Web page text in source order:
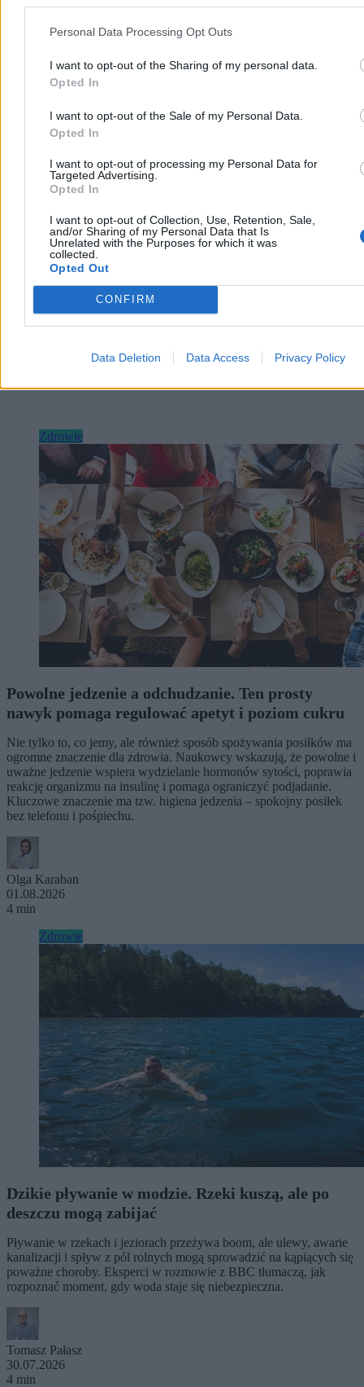
Personal Data Processing Opt Outs
I want to opt-out of the Sharing of my personal data.
Opted In
I want to opt-out of the Sale of my Personal Data.
Opted In
I want to opt-out of processing my Personal Data for
Targeted Advertising.
Opted In
I want to opt-out of Collection, Use, Retention, Sale,
and/or Sharing of my Personal Data that Is
Unrelated with the Purposes for which it was
collected.
Opted Out
CONFIRM
Data Deletion Data Access Privacy Policy
milczenie
Anna Łukasik, była polityk, która kierowała Szpitalem
wywiadu. W skrócie: przez rok i trzy miesiące o niemal niczym, co
działo się w lecznicy nie wiedziała. A jak nawet o czymś się
Patryk Słowik
04.08.2026
Reklama
Zdrowie
Powolne jedzenie a odchudzanie. Ten prosty
nawyk pomaga regulować apetyt i poziom cukru
Nie tylko to, co jemy, ale również sposób spożywania posiłków ma
ogromne znaczenie dla zdrowia. Naukowcy wskazują, że powolne i
uważne jedzenie wspiera wydzielanie hormonów sytości, poprawia
reakcję organizmu na insulinę i pomaga ograniczyć podjadanie.
Kluczowe znaczenie ma tzw. higiena jedzenia – spokojny posiłek
bez telefonu i pośpiechu.
Olga Karaban
01.08.2026
4 min
Zdrowie
Dzikie pływanie w modzie. Rzeki kuszą, ale po
deszczu mogą zabijać
Pływanie w rzekach i jeziorach przeżywa boom, ale ulewy, awarie
kanalizacji i spływ z pól rolnych mogą sprowadzić na kąpiących się
poważne choroby. Eksperci w rozmowie z BBC tłumaczą, jak
rozpoznać moment, gdy woda staje się niebezpieczna.
Tomasz Pałasz
30.07.2026
4 min